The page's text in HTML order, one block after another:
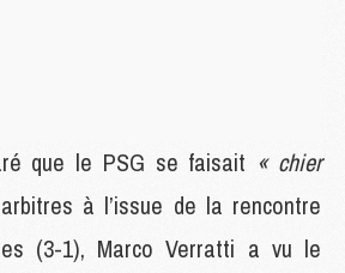
que le PSG se faisait « chier
à l’issue de la rencontre
(3-1), Marco Verratti a vu le